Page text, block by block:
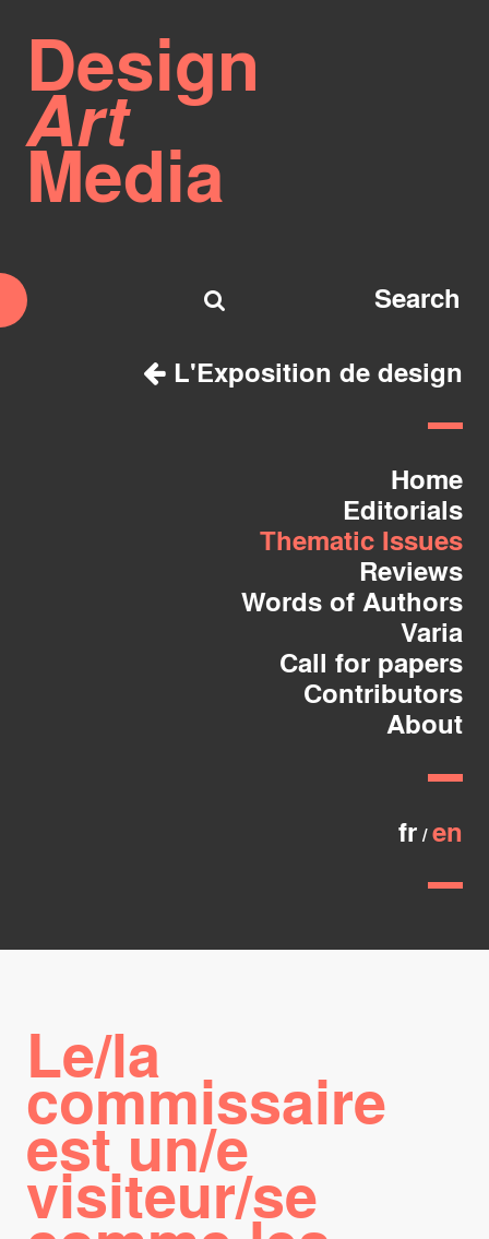
Design
Art
Media
L'Exposition de design
Home
Editorials
Thematic Issues
Reviews
Words of Authors
Varia
Call for papers
Contributors
About
fr en
Le/la
commissaire
est un/e
visiteur/se